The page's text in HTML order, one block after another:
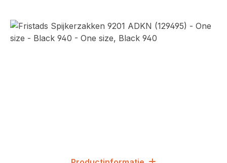
Afbeeldingengalerij overslaan